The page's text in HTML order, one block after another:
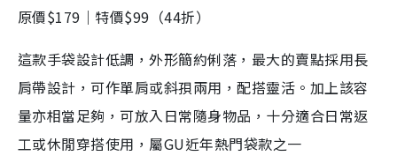
原價$179｜特價$99（44折）
這款手袋設計低調，外形簡約俐落，最大的賣點採用長
肩帶設計，可作單肩或斜孭兩用，配搭靈活。加上該容
量亦相當足夠，可放入日常隨身物品，十分適合日常返
工或休閒穿搭使用，屬GU近年熱門袋款之一